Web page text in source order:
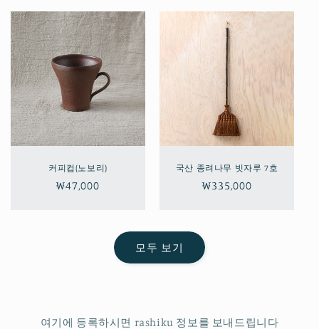
커피컵(노보리)
정
₩47,000
국산 종려나무 빗자루 7호
정
₩335,000
모두 보기
여기에 등록하시면 rashiku 정보를 보내드립니다